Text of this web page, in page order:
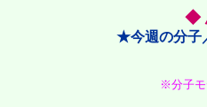
◆
★今週の分子
※分子モ